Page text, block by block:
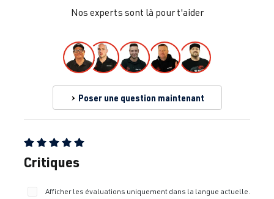
Nos experts sont là pour t'aider
Poser une question maintenant
Note moyenne de 5 sur 5 étoiles
Critiques
Afficher les évaluations uniquement dans la langue actuelle.